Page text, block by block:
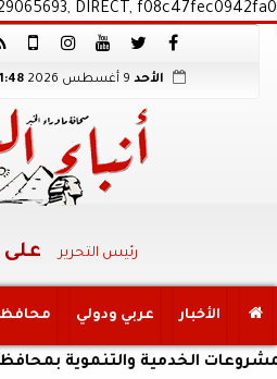
DIRECT, f08c47fec0942fa0
الأحد 11:48
رئيس التحرير على
الأخبار عربي ودولي
والتنموية بمحافظة مطروح